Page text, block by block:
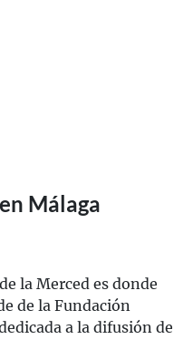
Málaga
la Merced es donde
de la Fundación
a la difusión de